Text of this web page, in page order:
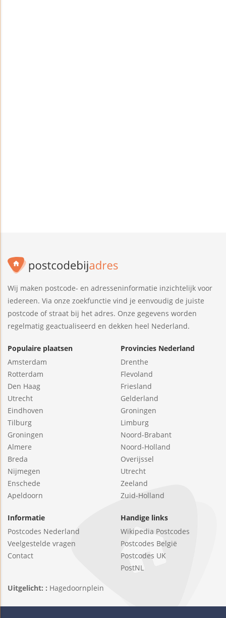
Wij maken postcode- en adresseninformatie inzichtelijk voor
iedereen. Via onze zoekfunctie vind je eenvoudig de juiste
postcode of straat bij het adres. Onze gegevens worden
regelmatig geactualiseerd en dekken heel Nederland.
Populaire plaatsen
Amsterdam
Rotterdam
Den Haag
Utrecht
Eindhoven
Tilburg
Groningen
Almere
Breda
Nijmegen
Enschede
Apeldoorn
Provincies Nederland
Drenthe
Flevoland
Friesland
Gelderland
Groningen
Limburg
Noord-Brabant
Noord-Holland
Overijssel
Utrecht
Zeeland
Zuid-Holland
Informatie
Postcodes Nederland
Veelgestelde vragen
Contact
Handige links
Wikipedia Postcodes
Postcodes België
Postcodes UK
PostNL
Uitgelicht: : Hagedoornplein